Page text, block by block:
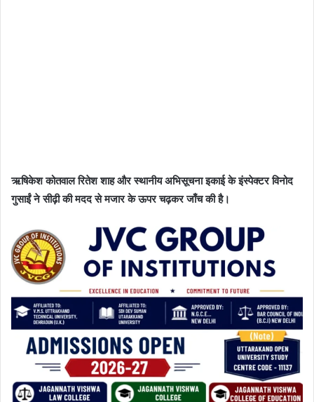
ऋषिकेश कोतवाल रितेश शाह और स्थानीय अभिसूचना इकाई के इंस्पेक्टर विनोद
गुसाईं ने सीढ़ी की मदद से मजार के ऊपर चढ़कर जाँच की है।